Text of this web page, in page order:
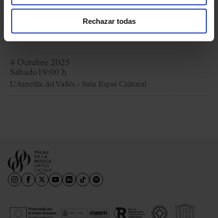
Rechazar todas
LL. BONAL: Paisatge
E. TOLDRÀ-J. DOMÈNECH:
4 Octubre 2025
Sábado 19:00 h
L'Ametlla del Vallès - Sala Espai Cultural